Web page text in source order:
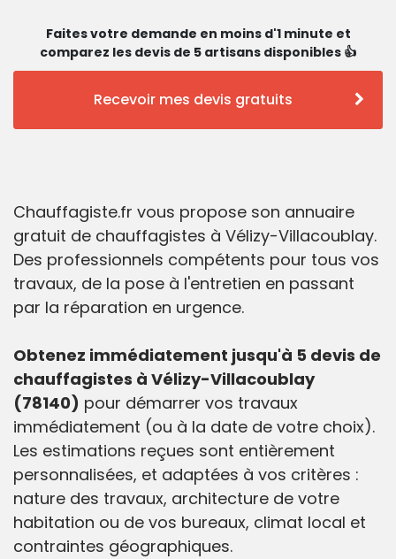
Faites votre demande en moins d'1 minute et
comparez les devis de 5 artisans disponibles 👍
Recevoir mes devis gratuits
Chauffagiste.fr vous propose son annuaire
gratuit de chauffagistes à Vélizy-Villacoublay.
Des professionnels compétents pour tous vos
travaux, de la pose à l'entretien en passant
par la réparation en urgence.
Obtenez immédiatement jusqu'à 5 devis de
chauffagistes à Vélizy-Villacoublay
(78140) pour démarrer vos travaux
immédiatement (ou à la date de votre choix).
Les estimations reçues sont entièrement
personnalisées, et adaptées à vos critères :
nature des travaux, architecture de votre
habitation ou de vos bureaux, climat local et
contraintes géographiques.